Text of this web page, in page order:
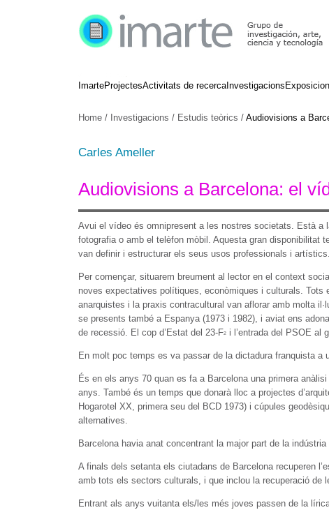
ImarteProjectesActivitats de recercaInvestigacions
Home / Investigacions / Estudis teòrics / Audiovisions a
Carles Ameller
Audiovisions a Barcelona: el
Avui el vídeo és omnipresent a les nostres societats. Està
fotografia o amb el telèfon mòbil. Aquesta gran disponibilitat
van definir i estructurar els seus usos professionals i
Per començar, situarem breument al lector en el context
noves expectatives polítiques, econòmiques i culturals.
anarquistes i la praxis contracultural van aflorar amb molta
se presents també a Espanya (1973 i 1982), i aviat ens
de recessió. El cop d’Estat del 23-F2 i l’entrada del PSOE al
En molt poc temps es va passar de la dictadura franquista
És en els anys 70 quan es fa a Barcelona una primera
anys. També és un temps que donarà lloc a projectes
Hogarotel XX, primera seu del BCD 1973) i cúpules
alternatives.
Barcelona havia anat concentrant la major part de la
A finals dels setanta els ciutadans de Barcelona recuperen
amb tots els sectors culturals, i que inclou la recuperació de
Entrant als anys vuitanta els/les més joves passen de la